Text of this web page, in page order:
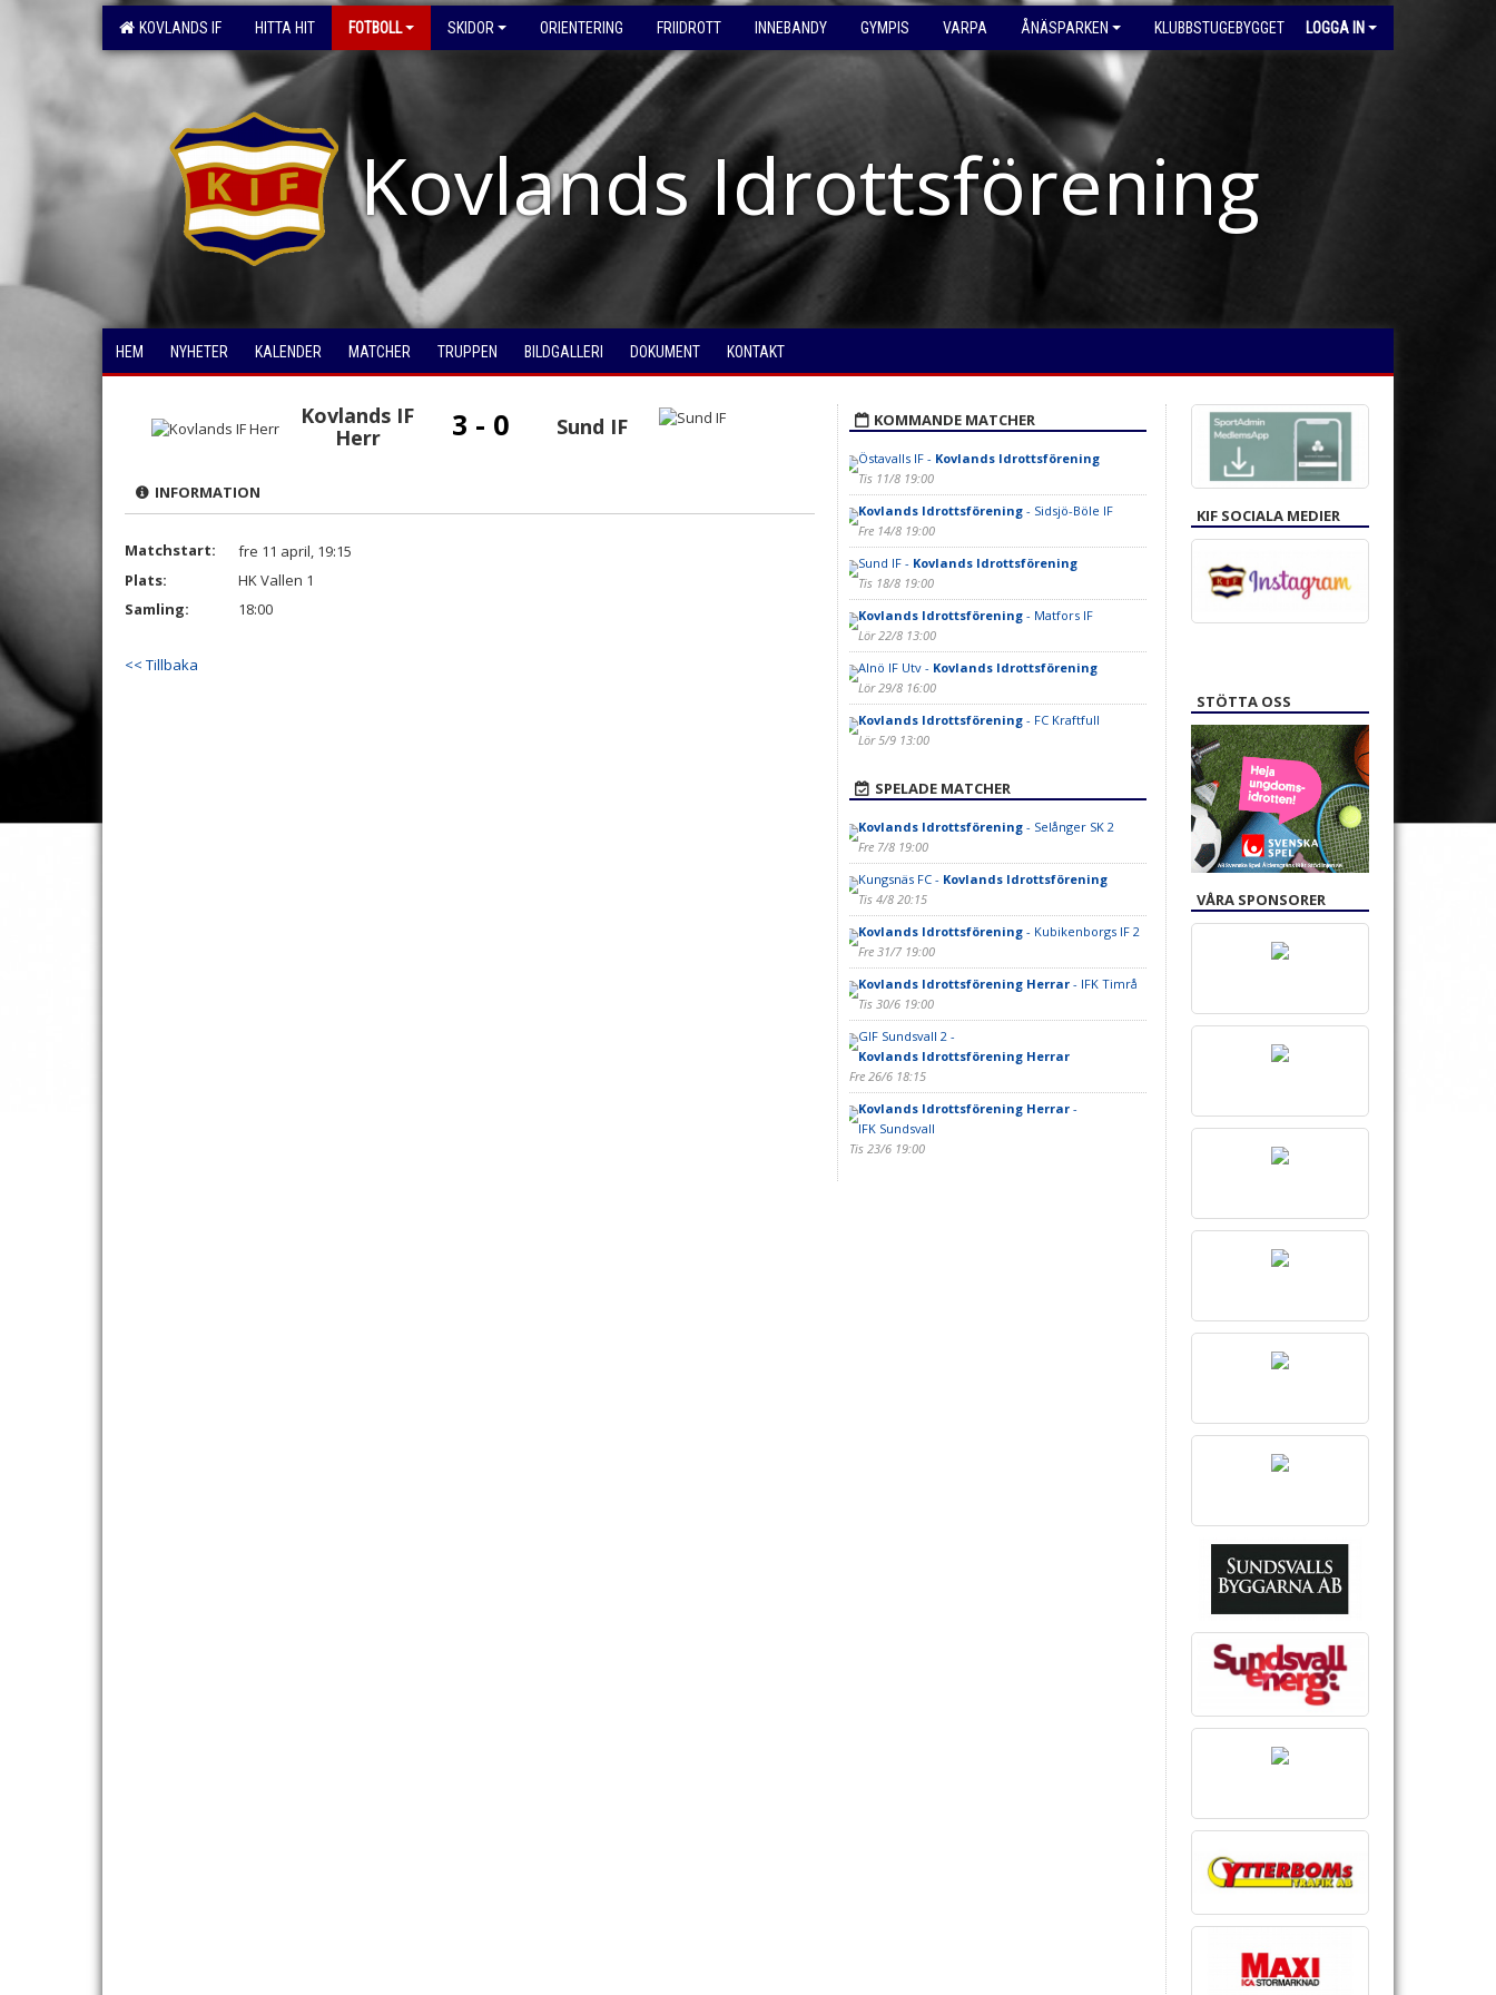
KOVLANDS IF HITTA HIT FOTBOLL SKIDOR ORIENTERING FRIIDROTT INNEBANDY GYMPIS VARPA ÅNÄSPARKEN KLUBBSTUGEBYGGET LOGGA IN
Kovlands Idrottsförening
HEM NYHETER KALENDER MATCHER TRUPPEN BILDGALLERI DOKUMENT KONTAKT
Kovlands IF
Herr
3 - 0 Sund IF
INFORMATION
Matchstart:
fre 11 april, 19:15
Plats:
HK Vallen 1
Samling:
18:00
<< Tillbaka
KOMMANDE MATCHER
Östavalls IF - Kovlands Idrottsförening
Tis 11/8 19:00
Kovlands Idrottsförening- Sidsjö-Böle IF
Fre 14/8 19:00
Sund IF - Kovlands Idrottsförening
Tis 18/8 19:00
Kovlands Idrottsförening- Matfors IF
Lör 22/8 13:00
Alnö IF Utv - Kovlands Idrottsförening
Lör 29/8 16:00
Kovlands Idrottsförening- FC Kraftfull
Lör 5/9 13:00
SPELADE MATCHER
Kovlands Idrottsförening- Selånger SK 2
Fre 7/8 19:00
Kungsnäs FC - Kovlands Idrottsförening
Tis 4/8 20:15
Kovlands Idrottsförening- Kubikenborgs IF 2
Fre 31/7 19:00
Kovlands Idrottsförening Herrar- IFK Timrå
Tis 30/6 19:00
GIF Sundsvall 2 -
Kovlands Idrottsförening Herrar
Fre 26/6 18:15
Kovlands Idrottsförening Herrar-
IFK Sundsvall
Tis 23/6 19:00
KIF SOCIALA MEDIER
STÖTTA OSS
VÅRA SPONSORER